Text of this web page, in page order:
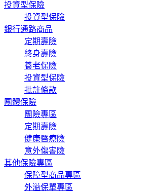
投資型保險
投資型保險
銀行通路商品
定期壽險
終身壽險
養老保險
投資型保險
批註條款
團體保險
團險專區
定期壽險
健康醫療險
意外傷害險
其他保險專區
保障型商品專區
外溢保單專區